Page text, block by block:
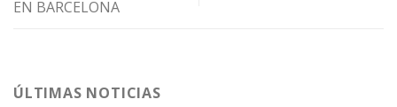
EN BARCELONA
ÚLTIMAS NOTICIAS